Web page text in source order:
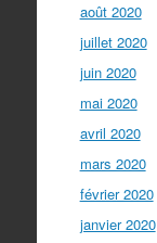
août 2020
juillet 2020
juin 2020
mai 2020
avril 2020
mars 2020
février 2020
janvier 2020